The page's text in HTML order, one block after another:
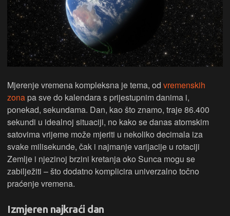
Mjerenje vremena kompleksna je tema, od vremenskih
zona pa sve do kalendara s prijestupnim danima i,
ponekad, sekundama. Dan, kao što znamo, traje 86.400
sekundi u idealnoj situaciji, no kako se danas atomskim
satovima vrijeme može mjeriti u nekoliko decimala iza
svake milisekunde, čak i najmanje varijacije u rotaciji
Zemlje i njezinoj brzini kretanja oko Sunca mogu se
zabilježiti – što dodatno komplicira univerzalno točno
praćenje vremena.
Izmjeren najkraći dan